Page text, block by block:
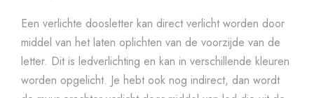
Een verlichte doosletter kan direct verlicht worden door
middel van het laten oplichten van de voorzijde van de
letter. Dit is ledverlichting en kan in verschillende kleuren
worden opgelicht. Je hebt ook nog indirect, dan wordt